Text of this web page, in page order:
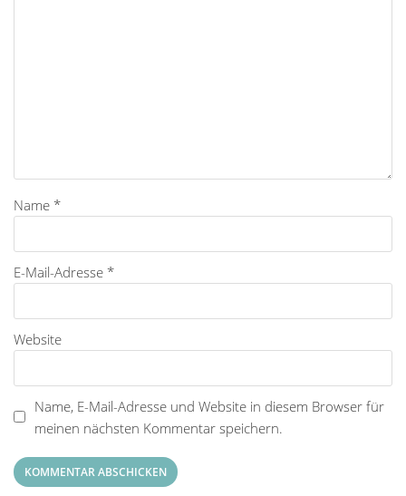
Name *
E-Mail-Adresse *
Website
Name, E-Mail-Adresse und Website in diesem Browser für
meinen nächsten Kommentar speichern.